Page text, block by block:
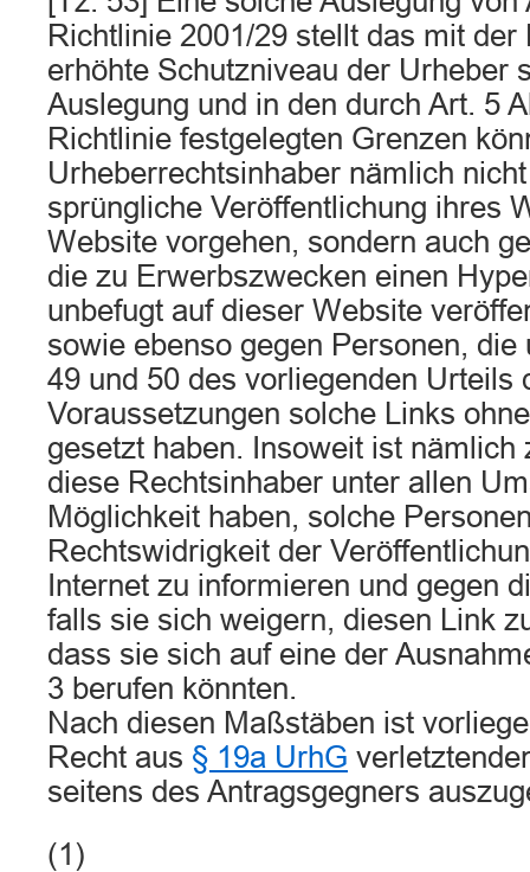
Richtlinie 2001/29 stellt das mit
erhöhte Schutzniveau der Urheber
Auslegung und in den durch Art. 5
Richtlinie festgelegten Grenzen
Urheberrechtsinhaber nämlich
sprüngliche Veröffentlichung ihres
Website vorgehen, sondern auch
die zu Erwerbszwecken einen
unbefugt auf dieser Website
sowie ebenso gegen Personen, die
49 und 50 des vorliegenden Urteils
Voraussetzungen solche Links
gesetzt haben. Insoweit ist nämlich
diese Rechtsinhaber unter allen
Möglichkeit haben, solche
Rechtswidrigkeit der
Internet zu informieren und gegen
falls sie sich weigern, diesen Link
dass sie sich auf eine der
3 berufen könnten.
Nach diesen Maßstäben ist
Recht aus § 19a UrhG
seitens des Antragsgegners
(1)